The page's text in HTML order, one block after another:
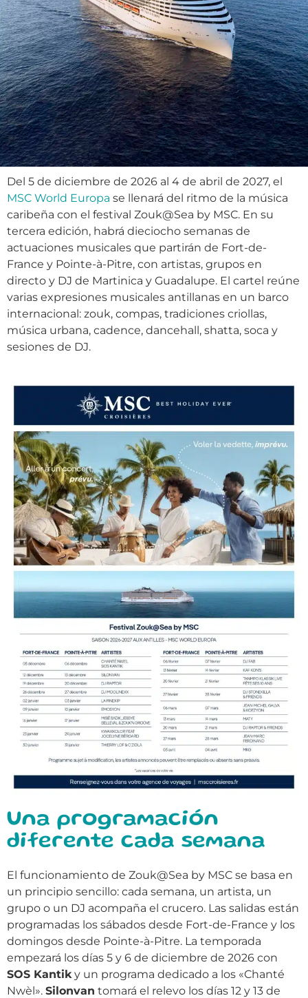
Del 5 de diciembre de 2026 al 4 de abril de 2027, el
MSC World Europa se llenará del ritmo de la música
caribeña con el festival Zouk@Sea by MSC. En su
tercera edición, habrá dieciocho semanas de
actuaciones musicales que partirán de Fort-de-
France y Pointe-à-Pitre, con artistas, grupos en
directo y DJ de Martinica y Guadalupe. El cartel reúne
varias expresiones musicales antillanas en un barco
internacional: zouk, compas, tradiciones criollas,
música urbana, cadence, dancehall, shatta, soca y
sesiones de DJ.
Una programación
diferente cada semana
El funcionamiento de Zouk@Sea by MSC se basa en
un principio sencillo: cada semana, un artista, un
grupo o un DJ acompaña el crucero. Las salidas están
programadas los sábados desde Fort-de-France y los
domingos desde Pointe-à-Pitre. La temporada
empezará los días 5 y 6 de diciembre de 2026 con
SOS Kantiky un programa dedicado a los «Chanté
Nwèl». Silonvan tomará el relevo los días 12 y 13 de